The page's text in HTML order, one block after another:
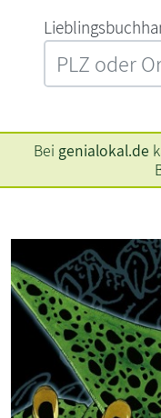
Bei genialokal.de